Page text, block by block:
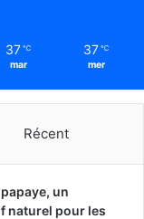
37 ℃
mar
37 ℃
mer
Récent
un
naturel pour les